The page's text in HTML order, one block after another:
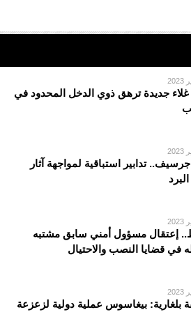
جديدة ترهق ذوي الدخل المحدود في
جرسيف.. تدابير استباقية لمواجهة آثار
إعتقال مسؤول أمني سابق مشتبه
في قضايا النصب والاحتيال
بلغارية: بيغاسوس عملية دولية لزعزعة